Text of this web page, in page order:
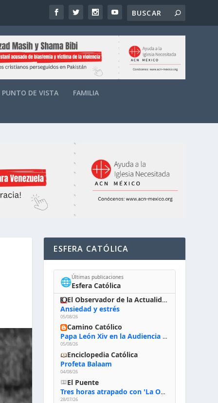
PUNTO DE VISTA FAMILIA
ESFERA CATÓLICA
🌐Últimas publicaciones
Esfera Católica
El Observador de la Actualidad
Ansiedad y estrés
05/08/26
Camino Católico
Papa León Xiv en la Audiencia General, 5-8-2026: «Dios en el primer puesto; la oración, nuestra primera obligación; la liturgia, la primera fuente de la vida divina que se nos comunica, la primera escuela de nuestra vida espiritual»
05/08/26
Enciclopedia Católica
Profeta Balaam
04/08/26
El Puente
Tres horas atrapado con 'La Odisea' de Nolan
28/07/26